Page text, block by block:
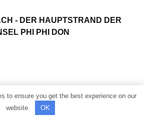
- DER HAUPTSTRAND DER
PHI PHI DON
to ensure you get the best experience on our
website.
OK